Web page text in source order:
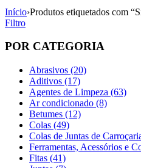
Início›Produtos etiquetados com
Filtro
POR CATEGORIA
Abrasivos (20)
Aditivos (17)
Agentes de Limpeza (63)
Ar condicionado (8)
Betumes (12)
Colas (49)
Colas de Juntas de
Ferramentas, Acessórios e
Fitas (41)